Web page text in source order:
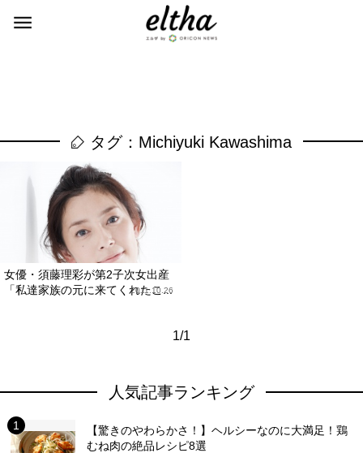
タグ：Michiyuki Kawashima
女優・須藤理彩が第2子次女出産
「私達家族の元に来てくれたこ...
2011.10.26
1/1
人気記事ランキング
【驚きのやわらかさ！】ヘルシーなのに大満足！鶏
むね肉の絶品レシピ8選